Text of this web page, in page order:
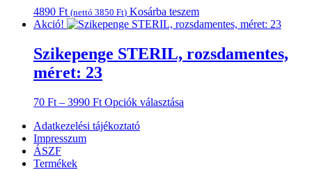
4890 Ft (nettó 3850 Ft) Kosárba teszem
Akció!
Szikepenge STERIL, rozsdamentes,
méret: 23
70 Ft – 3990 FtÁrtartomány:
-
Opciók választása
Adatkezelési tájékoztató
Impresszum
ÁSZF
Termékek